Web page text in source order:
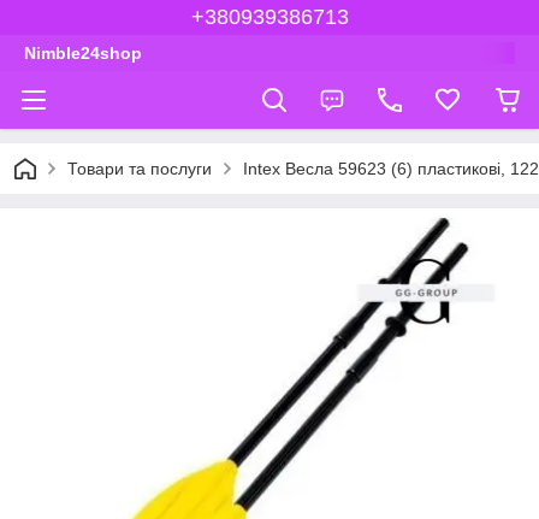
+380939386713
Nimble24shop
Товари та послуги Intex Весла 59623 (6) пластикові,